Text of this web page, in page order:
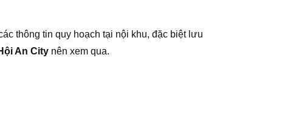
thông tin quy hoạch tại nội khu, đặc biệt lưu
An City nên xem qua.